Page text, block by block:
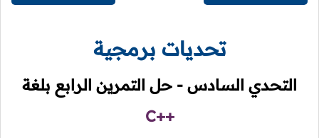
تحديات برمجية
التحدي السادس - حل التمرين الرابع بلغة
C++